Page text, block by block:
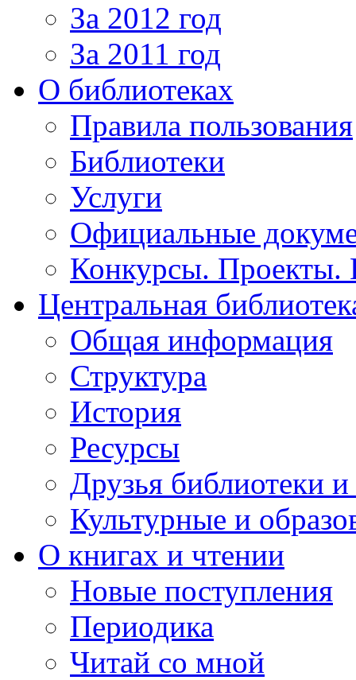
За 2012 год
За 2011 год
О библиотеках
Правила пользования
Библиотеки
Услуги
Официальные
Конкурсы.
Центральная
Общая информация
Структура
История
Ресурсы
Друзья библиотеки
Культурные и
О книгах и чтении
Новые поступления
Периодика
Читай со мной